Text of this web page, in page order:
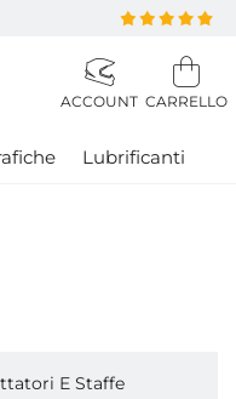
Lubrificanti
E Staffe